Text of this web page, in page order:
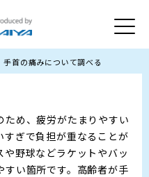
手首の痛みについて調べる
ため、疲労がたまりやすい
すぎで負担が重なることが
野球などラケットやバッ
すい箇所です。高齢者が手